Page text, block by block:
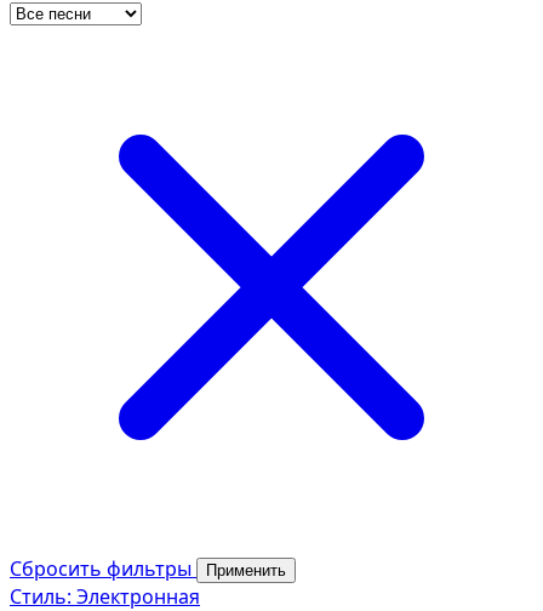
Сбросить фильтры Применить
Стиль: Электронная